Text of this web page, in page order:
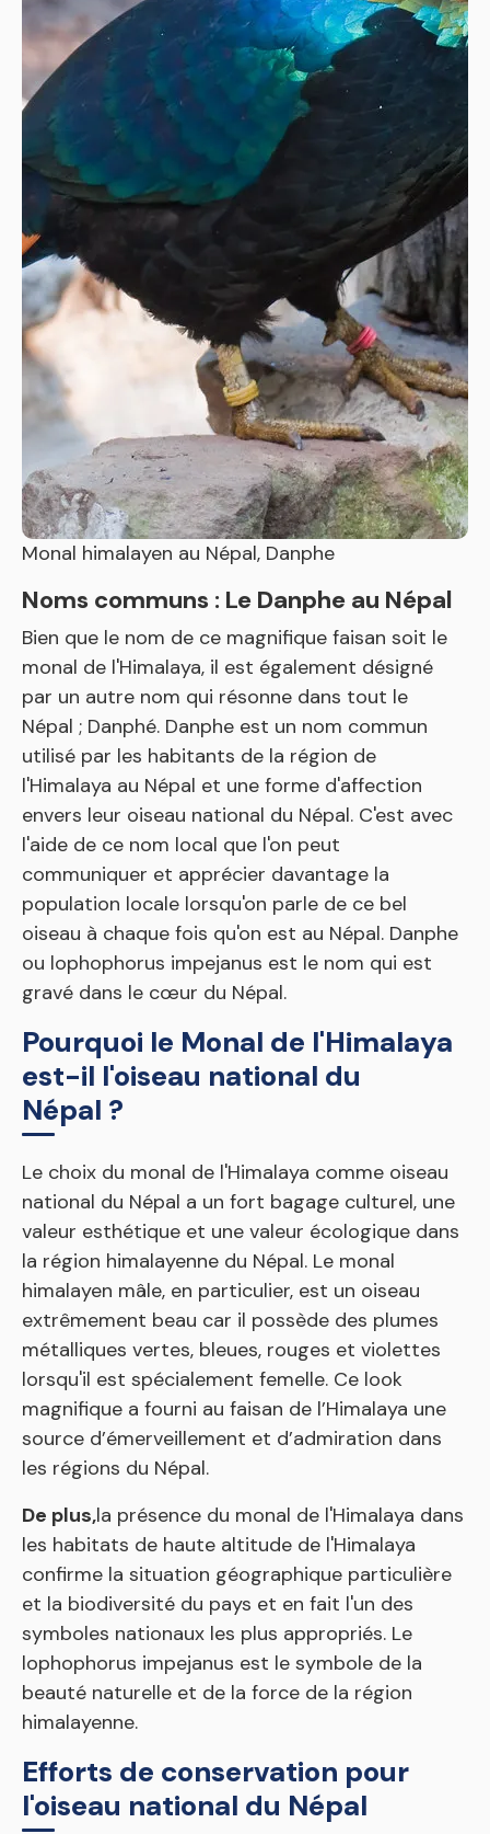
Monal himalayen au Népal, Danphe
Noms communs : Le Danphe au Népal
Bien que le nom de ce magnifique faisan soit le
monal de l'Himalaya, il est également désigné
par un autre nom qui résonne dans tout le
Népal ; Danphé. Danphe est un nom commun
utilisé par les habitants de la région de
l'Himalaya au Népal et une forme d'affection
envers leur oiseau national du Népal. C'est avec
l'aide de ce nom local que l'on peut
communiquer et apprécier davantage la
population locale lorsqu'on parle de ce bel
oiseau à chaque fois qu'on est au Népal. Danphe
ou lophophorus impejanus est le nom qui est
gravé dans le cœur du Népal.
Pourquoi le Monal de l'Himalaya
est-il l'oiseau national du
Népal ?
Le choix du monal de l'Himalaya comme oiseau
national du Népal a un fort bagage culturel, une
valeur esthétique et une valeur écologique dans
la région himalayenne du Népal. Le monal
himalayen mâle, en particulier, est un oiseau
extrêmement beau car il possède des plumes
métalliques vertes, bleues, rouges et violettes
lorsqu'il est spécialement femelle. Ce look
magnifique a fourni au faisan de l’Himalaya une
source d’émerveillement et d’admiration dans
les régions du Népal.
De plus,la présence du monal de l'Himalaya dans
les habitats de haute altitude de l'Himalaya
confirme la situation géographique particulière
et la biodiversité du pays et en fait l'un des
symboles nationaux les plus appropriés. Le
lophophorus impejanus est le symbole de la
beauté naturelle et de la force de la région
himalayenne.
Efforts de conservation pour
l'oiseau national du Népal